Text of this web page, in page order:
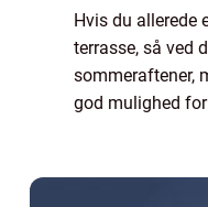
Hvis du allerede
terrasse, så ved
sommeraftener,
god mulighed